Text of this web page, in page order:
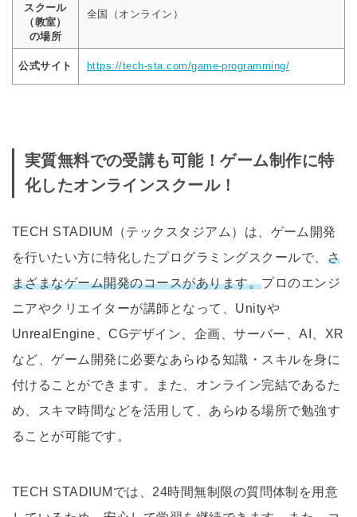
スクール
（教室）
の場所
全国（オンライン）
公式サイト https://tech-sta.com/game-programming/
実質無料での受講も可能！ゲーム制作に特
化したオンラインスクール！
TECH STADIUM（テックスタジアム）は、ゲーム開発
を行いたい方に特化したプログラミングスクールで、 さ
まざまなゲーム開発のコースがあります。プロのエンジ
ニアやクリエイターが講師となって、Unityや
UnrealEngine、CGデザイン、企画、サーバー、AI、XR
など、ゲーム開発に必要なあらゆる知識・スキルを身に
付けることができます。また、オンライン完結であるた
め、スキマ時間などを活用して、あらゆる場所で勉強す
ることが可能です。
TECH STADIUMでは、24時間無制限の質問体制を用意